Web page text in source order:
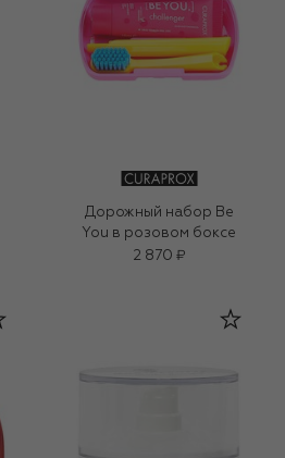
Дорожный набор Be
You в розовом боксе
2 870 ₽